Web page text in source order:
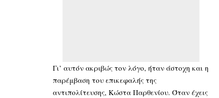
Γι’ αυτόν ακριβώς τον λόγο, ήταν άστοχη και η
παρέμβαση του επικεφαλής της
αντιπολίτευσης, Κώστα Παρθενίου. Όταν έχεις